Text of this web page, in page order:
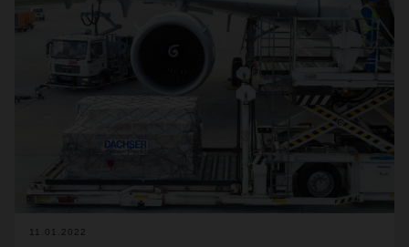
11.01.2022